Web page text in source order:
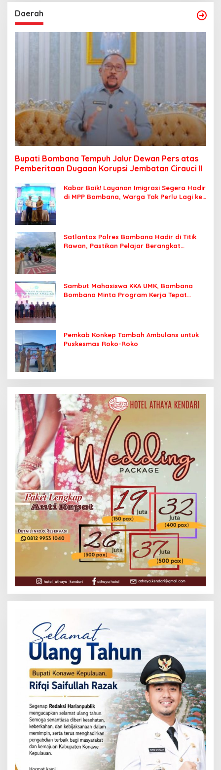
Daerah
Bupati Bombana Tempuh Jalur Dewan Pers atas
Pemberitaan Dugaan Korupsi Jembatan Cirauci II
Kabar Baik! Layanan Imigrasi Segera Hadir
di MPP Bombana, Warga Tak Perlu Lagi ke
Satlantas Polres Bombana Hadir di Titik
Rawan, Pastikan Pelajar Berangkat
Sambut Mahasiswa KKA UMK, Bombana
Bombana Minta Program Kerja Tepat
Pemkab Konkep Tambah Ambulans untuk
Puskesmas Roko-Roko